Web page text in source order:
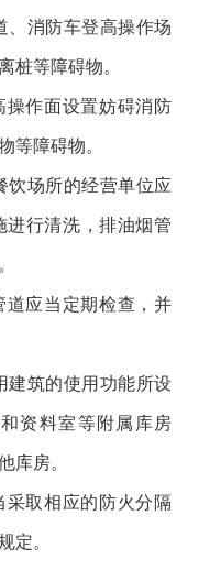
、消防车登高操作场
桩等障碍物。
操作面设置妨碍消防
等障碍物。
饮场所的经营单位应
进行清洗，排油烟管
道应当定期检查，并
建筑的使用功能所设
资料室等附属库房
库房。
取相应的防火分隔
定。